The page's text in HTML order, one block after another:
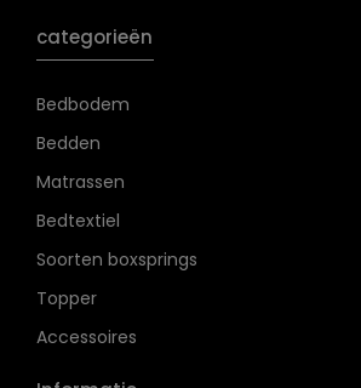
categorieën
Bedbodem
Bedden
Matrassen
Bedtextiel
Soorten boxsprings
Topper
Accessoires